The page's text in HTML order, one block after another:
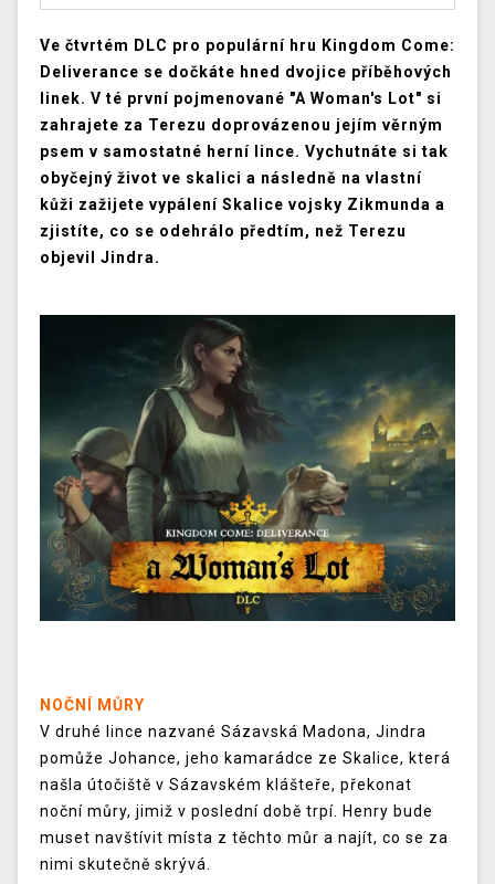
Ve čtvrtém DLC pro populární hru Kingdom Come:
Deliverance se dočkáte hned dvojice příběhových
linek. V té první pojmenované "A Woman's Lot" si
zahrajete za Terezu doprovázenou jejím věrným
psem v samostatné herní lince. Vychutnáte si tak
obyčejný život ve skalici a následně na vlastní
kůži zažijete vypálení Skalice vojsky Zikmunda a
zjistíte, co se odehrálo předtím, než Terezu
objevil Jindra.
NOČNÍ MŮRY
V druhé lince nazvané Sázavská Madona, Jindra
pomůže Johance, jeho kamarádce ze Skalice, která
našla útočiště v Sázavském klášteře, překonat
noční můry, jimiž v poslední době trpí. Henry bude
muset navštívit místa z těchto můr a najít, co se za
nimi skutečně skrývá.